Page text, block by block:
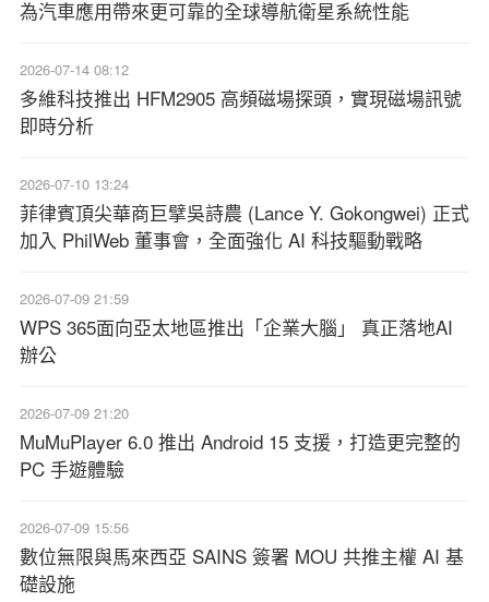
為汽車應用帶來更可靠的全球導航衛星系統性能
2026-07-14 08:12
多維科技推出 HFM2905 高頻磁場探頭，實現磁場訊號
即時分析
2026-07-10 13:24
菲律賓頂尖華商巨擘吳詩農 (Lance Y. Gokongwei) 正式
加入 PhilWeb 董事會，全面強化 AI 科技驅動戰略
2026-07-09 21:59
WPS 365面向亞太地區推出「企業大腦」 真正落地AI
辦公
2026-07-09 21:20
MuMuPlayer 6.0 推出 Android 15 支援，打造更完整的
PC 手遊體驗
2026-07-09 15:56
數位無限與馬來西亞 SAINS 簽署 MOU 共推主權 AI 基
礎設施